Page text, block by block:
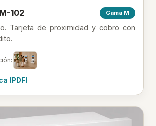
102 Gama M
Tarjeta de proximidad y cobro con
(PDF)